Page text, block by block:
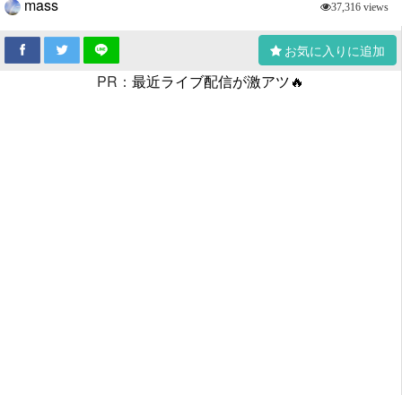
mass 37,316 views
お気に入りに追加
PR： 最近ライブ配信が激アツ🔥